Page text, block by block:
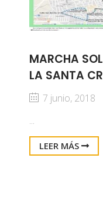
MARCHA
LA SANTA
7 junio, 2018
...
LEER MÁS